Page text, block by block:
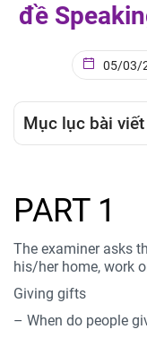
đề
05/03/
Mục lục bài viết
PART 1
The examiner asks
his/her home, work
Giving gifts
– When do people